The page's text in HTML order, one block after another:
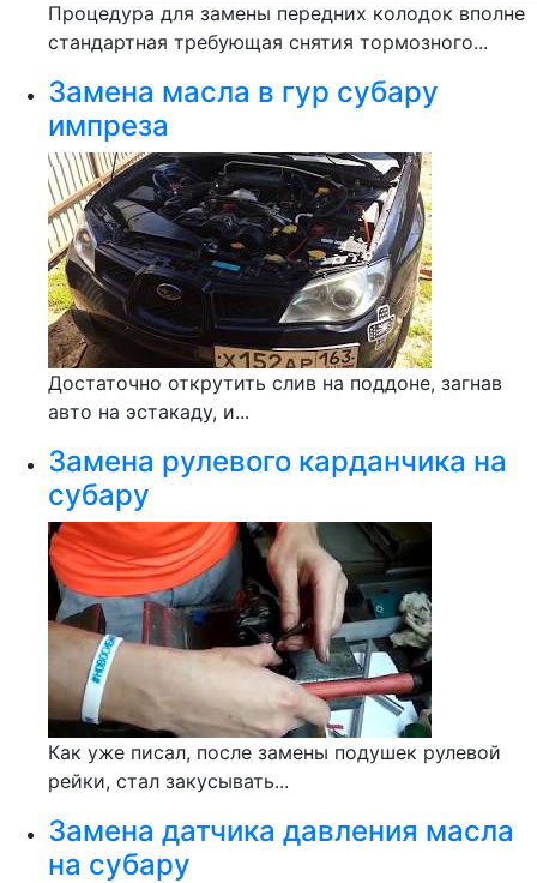
Процедура для замены передних колодок вполне
стандартная требующая снятия тормозного...
Замена масла в гур субару
импреза
Достаточно открутить слив на поддоне, загнав
авто на эстакаду, и...
Замена рулевого карданчика на
субару
Как уже писал, после замены подушек рулевой
рейки, стал закусывать...
Замена датчика давления масла
на субару